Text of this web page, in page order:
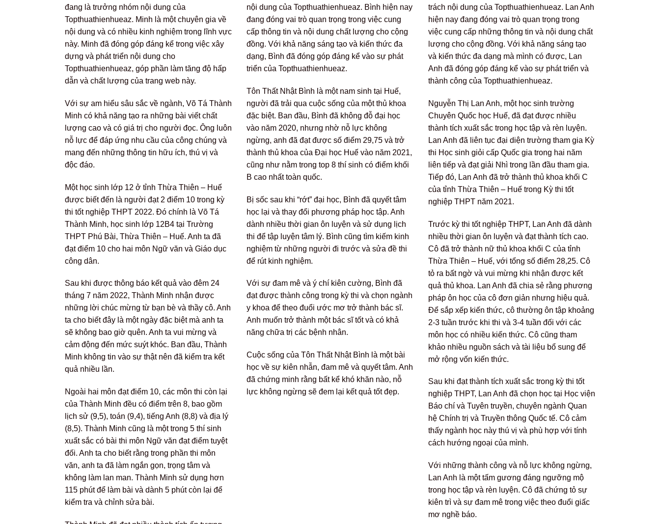
đang là trưởng nhóm nội dung của
Topthuathienhueaz. Minh là một chuyên gia về
nội dung và có nhiều kinh nghiệm trong lĩnh vực
này. Minh đã đóng góp đáng kể trong việc xây
dựng và phát triển nội dung cho
Topthuathienhueaz, góp phần làm tăng độ hấp
dẫn và chất lượng của trang web này.
Với sự am hiểu sâu sắc về ngành, Võ Tá Thành
Minh có khả năng tạo ra những bài viết chất
lượng cao và có giá trị cho người đọc. Ông luôn
nỗ lực để đáp ứng nhu cầu của công chúng và
mang đến những thông tin hữu ích, thú vị và
độc đáo.
Một học sinh lớp 12 ở tỉnh Thừa Thiên – Huế
được biết đến là người đạt 2 điểm 10 trong kỳ
thi tốt nghiệp THPT 2022. Đó chính là Võ Tá
Thành Minh, học sinh lớp 12B4 tại Trường
THPT Phú Bài, Thừa Thiên – Huế. Anh ta đã
đạt điểm 10 cho hai môn Ngữ văn và Giáo dục
công dân.
Sau khi được thông báo kết quả vào đêm 24
tháng 7 năm 2022, Thành Minh nhận được
những lời chúc mừng từ bạn bè và thầy cô. Anh
ta cho biết đây là một ngày đặc biệt mà anh ta
sẽ không bao giờ quên. Anh ta vui mừng và
cảm động đến mức suýt khóc. Ban đầu, Thành
Minh không tin vào sự thật nên đã kiểm tra kết
quả nhiều lần.
Ngoài hai môn đạt điểm 10, các môn thi còn lại
của Thành Minh đều có điểm trên 8, bao gồm
lịch sử (9,5), toán (9,4), tiếng Anh (8,8) và địa lý
(8,5). Thành Minh cũng là một trong 5 thí sinh
xuất sắc có bài thi môn Ngữ văn đạt điểm tuyệt
đối. Anh ta cho biết rằng trong phần thi môn
văn, anh ta đã làm ngắn gọn, trọng tâm và
không làm lan man. Thành Minh sử dụng hơn
115 phút để làm bài và dành 5 phút còn lại để
kiểm tra và chỉnh sửa bài.
nội dung của Topthuathienhueaz. Bình hiện nay
đang đóng vai trò quan trọng trong việc cung
cấp thông tin và nội dung chất lượng cho cộng
đồng. Với khả năng sáng tạo và kiến thức đa
dạng, Bình đã đóng góp đáng kể vào sự phát
triển của Topthuathienhueaz.
Tôn Thất Nhật Bình là một nam sinh tại Huế,
người đã trải qua cuộc sống của một thủ khoa
đặc biệt. Ban đầu, Bình đã không đỗ đại học
vào năm 2020, nhưng nhờ nỗ lực không
ngừng, anh đã đạt được số điểm 29,75 và trở
thành thủ khoa của Đại học Huế vào năm 2021,
cũng như nằm trong top 8 thí sinh có điểm khối
B cao nhất toàn quốc.
Bị sốc sau khi “rớt” đại học, Bình đã quyết tâm
học lại và thay đổi phương pháp học tập. Anh
dành nhiều thời gian ôn luyện và sử dụng lịch
thi để tập luyện tâm lý. Bình cũng tìm kiếm kinh
nghiệm từ những người đi trước và sửa đề thi
để rút kinh nghiệm.
Với sự đam mê và ý chí kiên cường, Bình đã
đạt được thành công trong kỳ thi và chọn ngành
y khoa để theo đuổi ước mơ trở thành bác sĩ.
Anh muốn trở thành một bác sĩ tốt và có khả
năng chữa trị các bệnh nhân.
Cuộc sống của Tôn Thất Nhật Bình là một bài
học về sự kiên nhẫn, đam mê và quyết tâm. Anh
đã chứng minh rằng bất kể khó khăn nào, nỗ
lực không ngừng sẽ đem lại kết quả tốt đẹp.
trách nội dung của Topthuathienhueaz. Lan Anh
hiện nay đang đóng vai trò quan trọng trong
việc cung cấp những thông tin và nội dung chất
lượng cho cộng đồng. Với khả năng sáng tạo
và kiến thức đa dạng mà mình có được, Lan
Anh đã đóng góp đáng kể vào sự phát triển và
thành công của Topthuathienhueaz.
Nguyễn Thị Lan Anh, một học sinh trường
Chuyên Quốc học Huế, đã đạt được nhiều
thành tích xuất sắc trong học tập và rèn luyện.
Lan Anh đã liên tục đại diện trường tham gia Kỳ
thi Học sinh giỏi cấp Quốc gia trong hai năm
liên tiếp và đạt giải Nhì trong lần đầu tham gia.
Tiếp đó, Lan Anh đã trở thành thủ khoa khối C
của tỉnh Thừa Thiên – Huế trong Kỳ thi tốt
nghiệp THPT năm 2021.
Trước kỳ thi tốt nghiệp THPT, Lan Anh đã dành
nhiều thời gian ôn luyện và đạt thành tích cao.
Cô đã trở thành nữ thủ khoa khối C của tỉnh
Thừa Thiên – Huế, với tổng số điểm 28,25. Cô
tỏ ra bất ngờ và vui mừng khi nhận được kết
quả thủ khoa. Lan Anh đã chia sẻ rằng phương
pháp ôn học của cô đơn giản nhưng hiệu quả.
Để sắp xếp kiến thức, cô thường ôn tập khoảng
2-3 tuần trước khi thi và 3-4 tuần đối với các
môn học có nhiều kiến thức. Cô cũng tham
khảo nhiều nguồn sách và tài liệu bổ sung để
mở rộng vốn kiến thức.
Sau khi đạt thành tích xuất sắc trong kỳ thi tốt
nghiệp THPT, Lan Anh đã chọn học tại Học viện
Báo chí và Tuyên truyền, chuyên ngành Quan
hệ Chính trị và Truyền thông Quốc tế. Cô cảm
thấy ngành học này thú vị và phù hợp với tính
cách hướng ngoại của mình.
Với những thành công và nỗ lực không ngừng,
Lan Anh là một tấm gương đáng ngưỡng mộ
trong học tập và rèn luyện. Cô đã chứng tỏ sự
kiên trì và sự đam mê trong việc theo đuổi giấc
mơ nghề báo.